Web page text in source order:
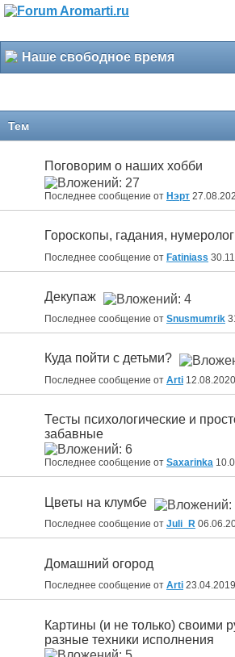
Наше свободное время
Тем
Поговорим о наших хобби
Последнее сообщение от Нэрт
Гороскопы, гадания,
Последнее сообщение от Fatiniass
Декупаж
Последнее сообщение от Snusmumrik
Куда пойти с детьми?
Последнее сообщение от Arti 12.08.2020
Тесты психологические и
забавные
Последнее сообщение от Saxarinka
Цветы на клумбе
Последнее сообщение от Juli_R
Домашний огород
Последнее сообщение от Arti 23.04.2019
Картины (и не только) своими
разные техники исполнения